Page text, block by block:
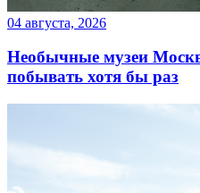
04 августа, 2026
Необычные музеи
побывать хотя бы раз